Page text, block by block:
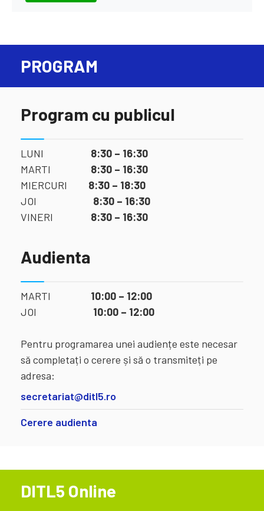
PROGRAM
Program cu publicul
LUNI 8:30 – 16:30
MARTI 8:30 – 16:30
MIERCURI 8:30 – 18:30
JOI 8:30 – 16:30
VINERI 8:30 – 16:30
Audienta
MARTI 10:00 – 12:00
JOI 10:00 – 12:00
Pentru programarea unei audiențe este necesar
să completați o cerere și să o transmiteți pe
adresa:
secretariat@ditl5.ro
Cerere audienta
DITL5 Online